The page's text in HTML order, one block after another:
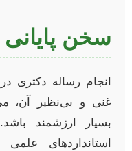
سخن پایانی
انجام رساله
غنی و بی‌نظیر آن،
بسیار ارزشمند
استانداردهای